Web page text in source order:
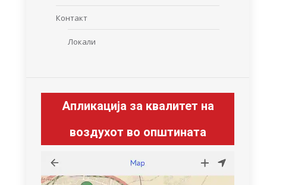
Контакт
Локали
Апликација за квалитет на
воздухот во општината